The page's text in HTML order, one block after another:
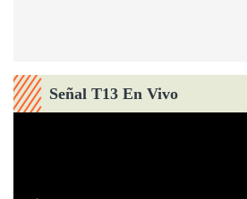
Señal T13 En Vivo